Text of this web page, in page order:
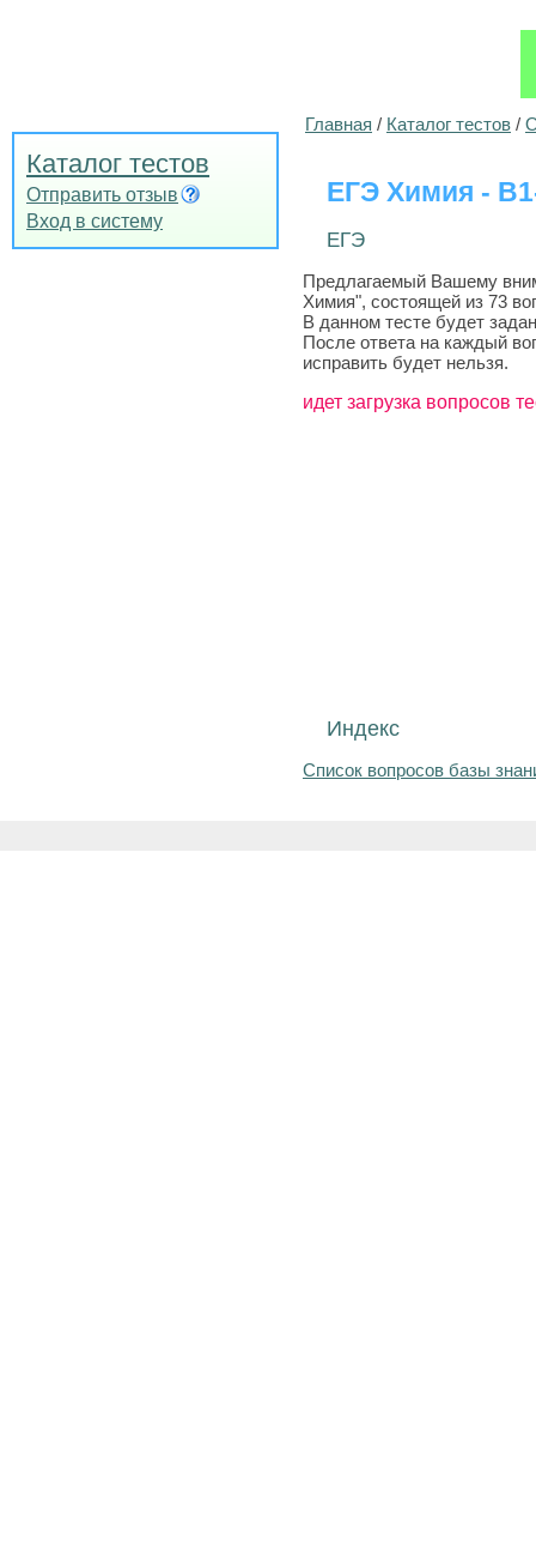
Каталог тестов
Отправить отзыв
Вход в систему
Главная / Каталог тестов /
ЕГЭ Химия -
ЕГЭ
Предлагаемый Вашему
Химия", состоящей из 73
В данном тесте будет
После ответа на каждый
исправить будет нельзя.
идет загрузка вопросов
Индекс
Список вопросов базы